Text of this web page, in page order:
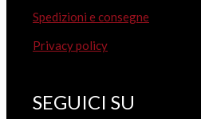
Spedizioni e consegne
Privacy policy
SEGUICI SU